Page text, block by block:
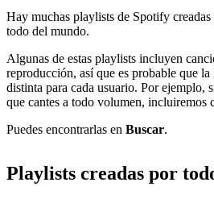
Hay muchas playlists de Spotify
todo del mundo.
Algunas de estas playlists incluyen
reproducción, así que es probable que la
distinta para cada usuario. Por ejemplo,
que cantes a todo volumen, incluiremos
Puedes encontrarlas en Buscar.
Playlists creadas por